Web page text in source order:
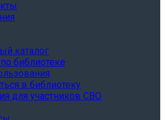
каталог
библиотеке
в библиотеку
для участников СВО